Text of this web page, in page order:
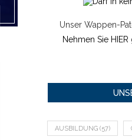
Unser Wappen-
Nehmen Sie
AUSBILDUNG (57)